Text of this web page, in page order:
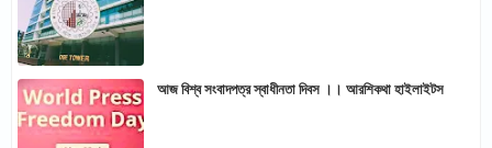
আজ বিশ্ব সংবাদপত্র স্বাধীনতা দিবস ।। আরশিকথা হাইলাইটস